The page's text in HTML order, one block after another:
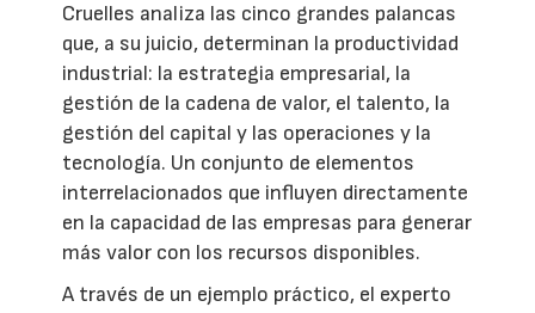
Cruelles analiza las cinco grandes palancas
que, a su juicio, determinan la productividad
industrial: la estrategia empresarial, la
gestión de la cadena de valor, el talento, la
gestión del capital y las operaciones y la
tecnología. Un conjunto de elementos
interrelacionados que influyen directamente
en la capacidad de las empresas para generar
más valor con los recursos disponibles.
A través de un ejemplo práctico, el experto